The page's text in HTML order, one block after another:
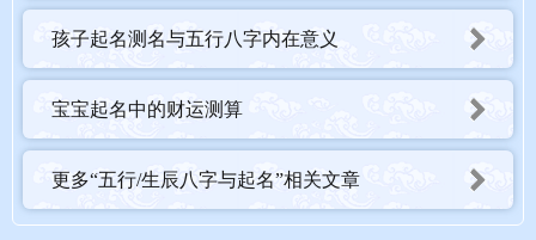
孩子起名测名与五行八字内在意义
宝宝起名中的财运测算
更多“五行/生辰八字与起名”相关文章